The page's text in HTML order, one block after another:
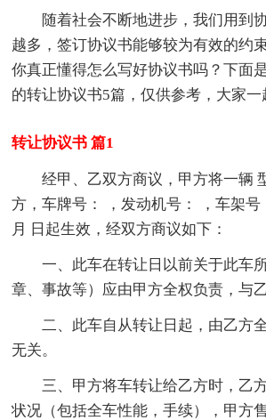
随着社会不断地进步，我们用到
越多，签订协议书能够较为有效的约
你真正懂得怎么写好协议书吗？下面
的转让协议书5篇，仅供参考，大家一
转让协议书 篇1
经甲、乙双方商议，甲方将一辆
方，车牌号： ，发动机号： ，车架号
月 日起生效，经双方商议如下：
一、此车在转让日以前关于此车
章、事故等）应由甲方全权负责，与
二、此车自从转让日起，由乙方
无关。
三、甲方将车转让给乙方时，乙
状况（包括全车性能，手续），甲方